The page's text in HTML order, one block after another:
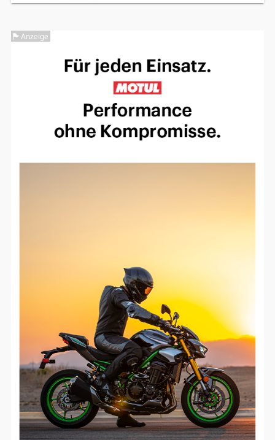
Anzeige
EXTERNE MEDIEN
Um Inhalte von Videoplattformen und
Social Media Plattformen anzeigen zu
können, werden von diesen externen
Google Maps
Google